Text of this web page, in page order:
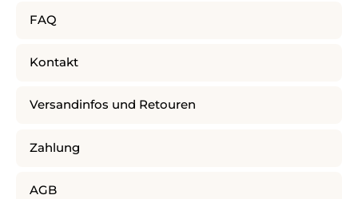
FAQ
Kontakt
Versandinfos und Retouren
Zahlung
AGB